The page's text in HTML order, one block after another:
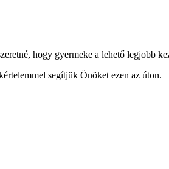
hogy gyermeke a lehető legjobb
segítjük Önöket ezen az úton.